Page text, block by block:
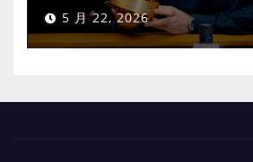
5 月 22, 2026